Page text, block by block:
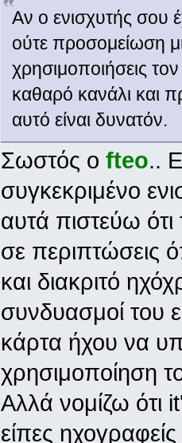
Αν ο ενισχυτής σου
ούτε προσομείωση
χρησιμοποιήσεις
καθαρό κανάλι και
αυτό είναι δυνατόν.
Σωστός ο fteo..
συγκεκριμένο
αυτά πιστεύω ότι
σε περιπτώσεις
και διακριτό
συνδυασμοί του
κάρτα ήχου να
χρησιμοποίηση
Αλλά νομίζω
είπες